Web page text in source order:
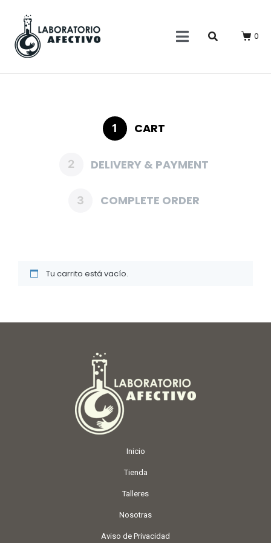
0
1 CART
2 DELIVERY & PAYMENT
3 COMPLETE ORDER
Tu carrito está vacío.
Inicio
Tienda
Talleres
Nosotras
Aviso de Privacidad